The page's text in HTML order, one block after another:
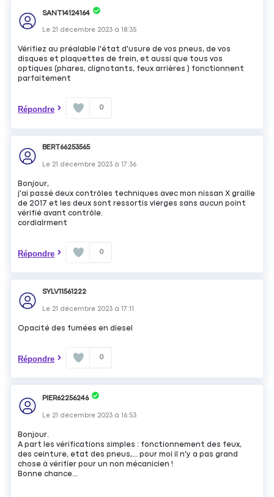
SANT14124164
Le 21 décembre 2023 à18:35
Vérifiez au préalable l'état d'usure de vos pneus, de vos
disques et plaquettes de frein, et aussi que tous vos
optiques (phares, clignotants, feux arrières ) fonctionnent
parfaitement
Répondre 0
BERT66253565
Le 21 décembre 2023 à17:36
Bonjour,
j'ai passé deux contrôles techniques avec mon nissan X graille
de 2017 et les deux sont ressortis vierges sans aucun point
vérifié avant contrôle.
cordialrment
Répondre 0
SYLV11561222
Le 21 décembre 2023 à17:11
Opacité des fumées en diesel
Répondre 0
PIER62256246
Le 21 décembre 2023 à16:53
Bonjour.
A part les vérifications simples : fonctionnement des feux,
des ceinture, etat des pneus,... pour moi il n'y a pas grand
chose à vérifier pour un non mécanicien !
Bonne chance...